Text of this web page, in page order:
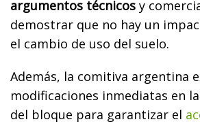
argumentos técnicos y
demostrar que no hay un
el cambio de uso del suelo.
Además, la comitiva argentina
modificaciones inmediatas en
del bloque para garantizar el